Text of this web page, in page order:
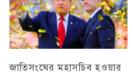
জাতিসংঘের মহাসচিব হওয়ার